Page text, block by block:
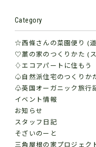
Category
☆西條さんの菜園便り (
♡藁の家のつくりかた (
♢エコアパートに住もう
♤自然派住宅のつくりか
♧英国オーガニック旅行
イベント情報
お知らせ
スタッフ日記
そざいのーと